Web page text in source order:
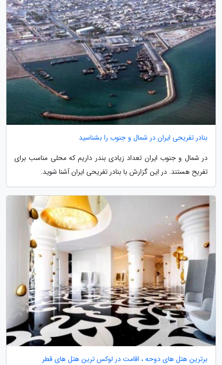
بنادر تفریحی ایران در شمال و جنوب را بشناسید
در شمال و جنوب ایران تعداد زیادی بندر داریم که محلی مناسب برای
تفریح هستند. در این گزارش با بنادر تفریحی ایران آشنا شوید.
برترین هتل های دوحه ، اقامت در لوکس ترین هتل های قطر